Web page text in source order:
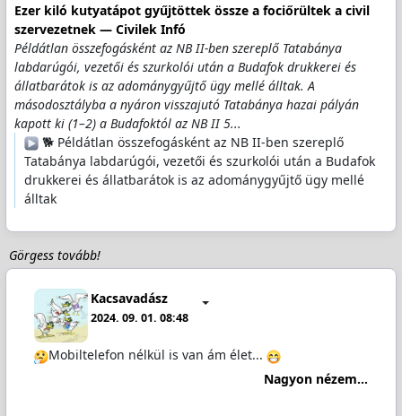
Ezer kiló kutyatápot gyűjtöttek össze a fociőrültek a civil
szervezetnek — Civilek Infó
Példátlan összefogásként az NB II-ben szereplő Tatabánya
labdarúgói, vezetői és szurkolói után a Budafok drukkerei és
állatbarátok is az adománygyűjtő ügy mellé álltak. A
másodosztályba a nyáron visszajutó Tatabánya hazai pályán
kapott ki (1–2) a Budafoktól az NB II 5...
🐕 Példátlan összefogásként az NB II-ben szereplő
Tatabánya labdarúgói, vezetői és szurkolói után a Budafok
drukkerei és állatbarátok is az adománygyűjtő ügy mellé
álltak
Görgess tovább!
Kacsavadász
2024. 09. 01. 08:48
Mobiltelefon nélkül is van ám élet...
Nagyon nézem...